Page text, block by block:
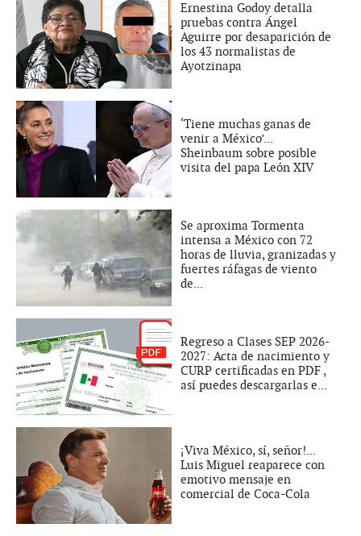
Ernestina Godoy detalla
pruebas contra Ángel
Aguirre por desaparición de
los 43 normalistas de
Ayotzinapa
‘Tiene muchas ganas de
venir a México’...
Sheinbaum sobre posible
visita del papa León XIV
Se aproxima Tormenta
intensa a México con 72
horas de lluvia, granizadas y
fuertes ráfagas de viento
de...
Regreso a Clases SEP 2026-
2027: Acta de nacimiento y
CURP certificadas en PDF ,
así puedes descargarlas e...
¡Viva México, sí, señor!...
Luis Miguel reaparece con
emotivo mensaje en
comercial de Coca-Cola